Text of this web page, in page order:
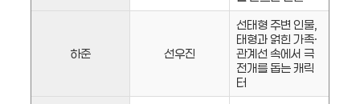
하준 선우진
선태형 주변 인물,
태형과 얽힌 가족·
관계선 속에서 극
전개를 돕는 캐릭
터